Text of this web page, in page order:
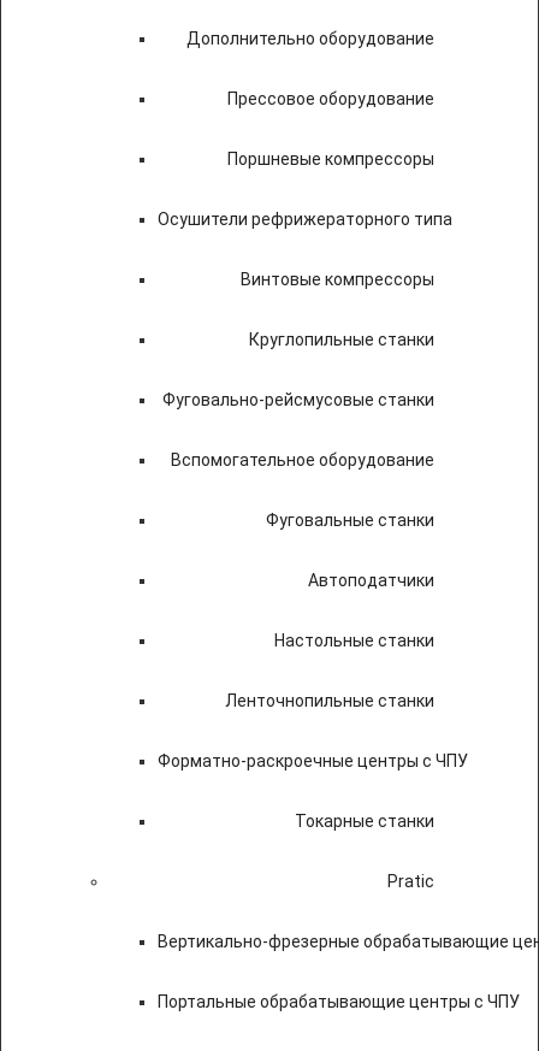
Дополнительно оборудование
Прессовое оборудование
Поршневые компрессоры
Осушители рефрижераторного типа
Винтовые компрессоры
Круглопильные станки
Фуговально-рейсмусовые станки
Вспомогательное оборудование
Фуговальные станки
Автоподатчики
Настольные станки
Ленточнопильные станки
Форматно-раскроечные центры с ЧПУ
Токарные станки
Pratic
Вертикально-фрезерные обрабатывающие
Портальные обрабатывающие центры с ЧПУ